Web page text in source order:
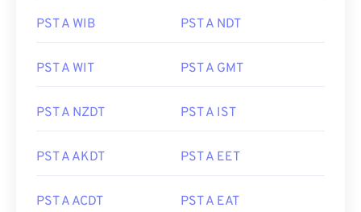
PST A WIB PST A NDT
PST A WIT PST A GMT
PST A NZDT PST A IST
PST A AKDT PST A EET
PST A ACDT PST A EAT